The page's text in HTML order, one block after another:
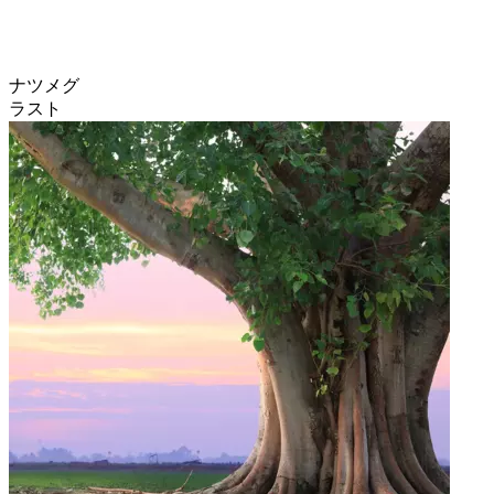
ナツメグ
ラスト